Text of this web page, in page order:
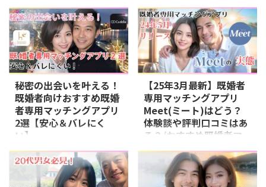
既婚者の間で注目されている既婚
者合コンは、セカンドパートナー
との出会いの場としてますます人
気を集めています。ですが怪しい
業者が多いことも事実ですので、
信頼できるパーティを探している
は、既婚者合コンのおすすめ人気
ランキングを紹介します。既婚者
合コンや既婚者サークルのリアル
な実態もお伝えしますので、興味
い！
当サイトはプロモーシ
ョンが含まれます 既婚者合コン
とは？ 既婚者合コンとは、結婚
は、短文投稿を中心に、リアルタ
イムでの情報共有ができるSNSで
す。趣味や興味が合う異性と繋が
りやすいのが特徴で、ハッシュタ
グやリツイートを通じて共通の話
題で盛り上がることができます。
Xは、フォロー・フォロワーとい
う関係性がメインであるため、気
軽に他のユーザーと交流でき、同
じ趣味を持つ仲間や異性と自然に
繋がりやすいのが魅力です。ま
た、ダイレクトメッセージ機能を
活用すれば、さらに親密なやり取
りも可能です。 プロフィールを
充実させる まず、異性と出会う
ためには ...
秘密の出会いを叶える！
既婚者向けおすすめ既婚
者専用マッチングアプリ
2選【安心＆バレにく
い】
当サイトはプロモーションが
含まれます 既婚者であることを
理由に、自分の気持ちを押し殺し
【25年3月最新】既婚者
専用マッチングアプリ
Meet(ミート)はどう？
体験談や評判口コミはあ
る？/おすすめ既婚者マ
ッチングアプリ
当サイトはプロモーションが
含まれます 出典：Meet(ミート)